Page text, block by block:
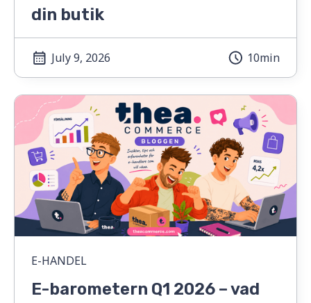
din butik
July 9, 2026 10min
E-HANDEL
E-barometern Q1 2026 – vad